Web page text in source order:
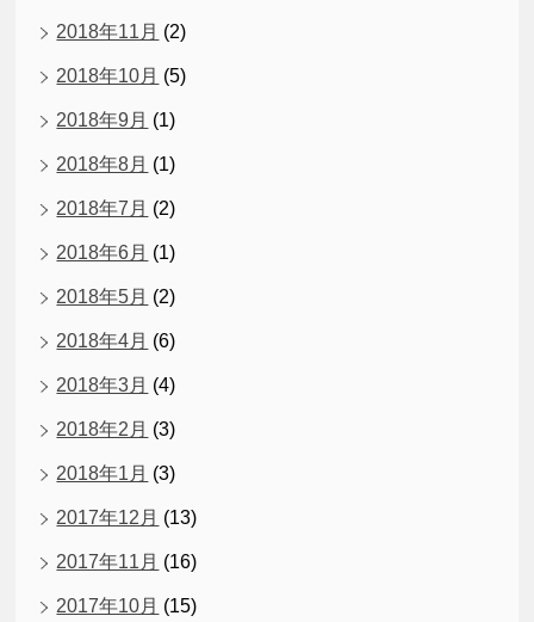
2018年11月 (2)
2018年10月 (5)
2018年9月 (1)
2018年8月 (1)
2018年7月 (2)
2018年6月 (1)
2018年5月 (2)
2018年4月 (6)
2018年3月 (4)
2018年2月 (3)
2018年1月 (3)
2017年12月 (13)
2017年11月 (16)
2017年10月 (15)